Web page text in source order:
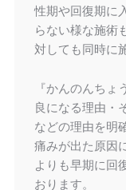
性期や回復期に
らない様な施術
対しても同時に
『かんのんち
良になる理由・
などの理由を明
痛みが出た原因
よりも早期に回
おります。